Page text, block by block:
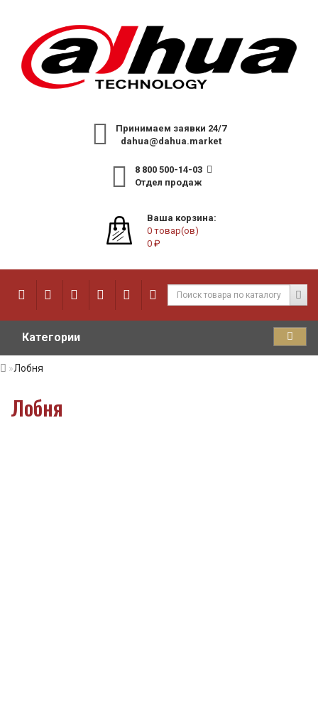
Принимаем заявки 24/7
dahua@dahua.market
8 800 500-14-03
Отдел продаж
Ваша корзина:
0 товар(ов)
0 ₽
Категории
Лобня
Лобня